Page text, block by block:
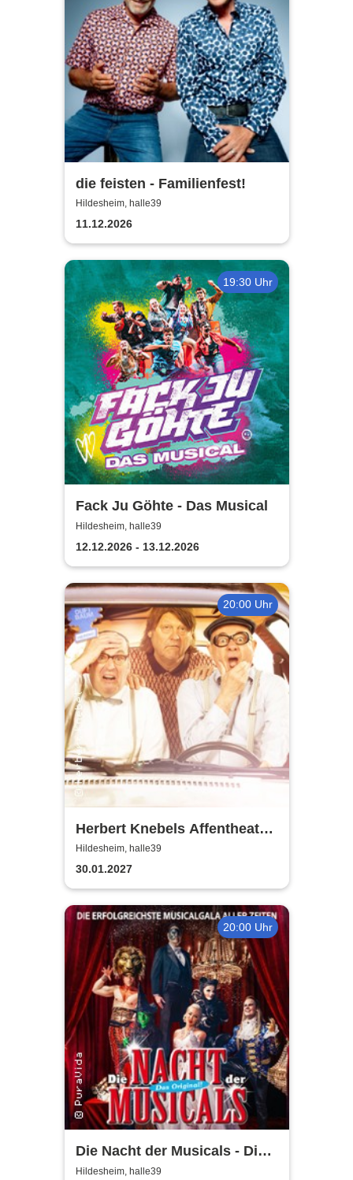
die feisten - Familienfest!
Hildesheim, halle39
11.12.2026
19:30 Uhr
Fack Ju Göhte - Das Musical
Hildesheim, halle39
12.12.2026 - 13.12.2026
20:00 Uhr
Herbert Knebels Affentheater
- Voll Karacho!
Hildesheim, halle39
30.01.2027
20:00 Uhr
Die Nacht der Musicals - Die
erfolgreichste Musicalgala
Hildesheim, halle39